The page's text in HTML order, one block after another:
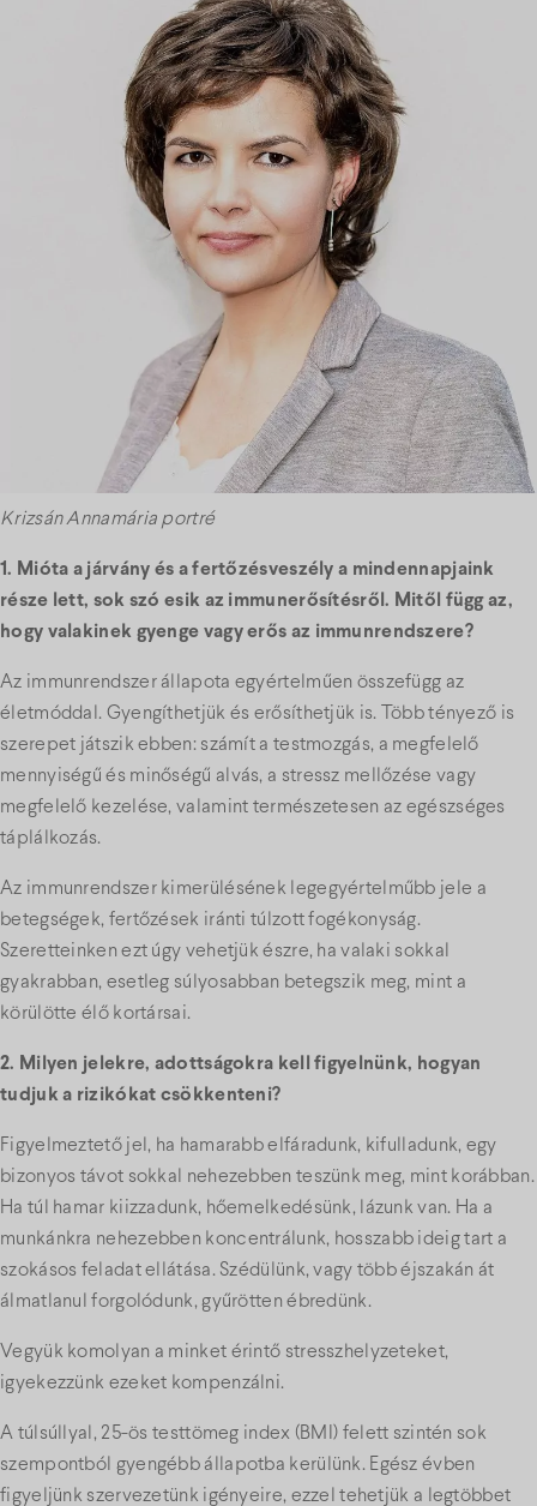
Krizsán Annamária portré
1. Mióta a járvány és a fertőzésveszély a mindennapjaink
része lett, sok szó esik az immunerősítésről. Mitől függ az,
hogy valakinek gyenge vagy erős az immunrendszere?
Az immunrendszer állapota egyértelműen összefügg az
életmóddal. Gyengíthetjük és erősíthetjük is. Több tényező is
szerepet játszik ebben: számít a testmozgás, a megfelelő
mennyiségű és minőségű alvás, a stressz mellőzése vagy
megfelelő kezelése, valamint természetesen az egészséges
táplálkozás.
Az immunrendszer kimerülésének legegyértelműbb jele a
betegségek, fertőzések iránti túlzott fogékonyság.
Szeretteinken ezt úgy vehetjük észre, ha valaki sokkal
gyakrabban, esetleg súlyosabban betegszik meg, mint a
körülötte élő kortársai.
2. Milyen jelekre, adottságokra kell figyelnünk, hogyan
tudjuk a rizikókat csökkenteni?
Figyelmeztető jel, ha hamarabb elfáradunk, kifulladunk, egy
bizonyos távot sokkal nehezebben teszünk meg, mint korábban.
Ha túl hamar kiizzadunk, hőemelkedésünk, lázunk van. Ha a
munkánkra nehezebben koncentrálunk, hosszabb ideig tart a
szokásos feladat ellátása. Szédülünk, vagy több éjszakán át
álmatlanul forgolódunk, gyűrötten ébredünk.
Vegyük komolyan a minket érintő stresszhelyzeteket,
igyekezzünk ezeket kompenzálni.
A túlsúllyal, 25-ös testtömeg index (BMI) felett szintén sok
szempontból gyengébb állapotba kerülünk. Egész évben
figyeljünk szervezetünk igényeire, ezzel tehetjük a legtöbbet